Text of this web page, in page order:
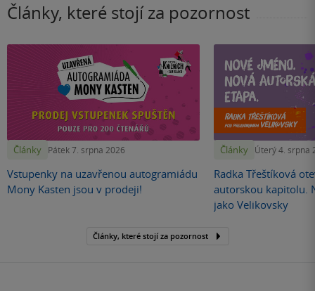
Články, které stojí za pozornost
Články Pátek 7. srpna 2026
Vstupenky na uzavřenou autogramiádu
Mony Kasten jsou v prodeji!
Články Úterý 4. srpna
Radka Třeštíková
autorskou kapitolu.
jako Velikovsky
Články, které stojí za pozornost